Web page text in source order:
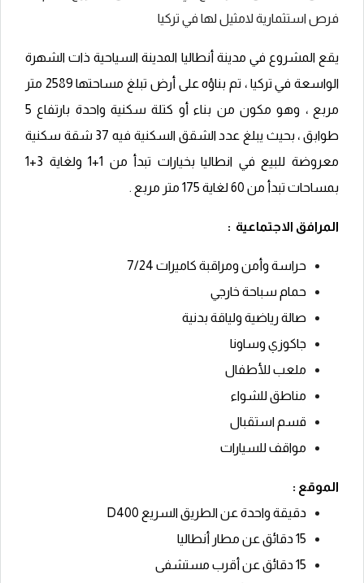
فرص استثمارية لامثيل لها في تركيا
يقع المشروع في مدينة أنطاليا المدينة السياحية ذات الشهرة
الواسعة في تركيا ، تم بناؤه على أرض تبلغ مساحتها 2589 متر
مربع ، وهو مكون من بناء أو كتلة سكنية واحدة بارتفاع 5
طوابق ، بحيث يبلغ عدد الشقق السكنية فيه 37 شقة سكنية
معروضة للبيع في انطاليا بخيارات تبدأ من 1+‬1 ولغاية 3+‬1
بمساحات تبدأ من 60 لغاية 175 متر مربع .‬
المرافق الاجتماعية :
حراسة وأمن ومراقبة كاميرات 7/‬24
حمام سباحة خارجي
صالة رياضية ولياقة بدنية
جاكوزي وساونا
ملعب للأطفال
مناطق للشواء
قسم استقبال
مواقف للسيارات
الموقع :
دقيقة واحدة عن الطريق السريع D400
15 دقائق عن مطار أنطاليا
15 دقائق عن أقرب مستشفى